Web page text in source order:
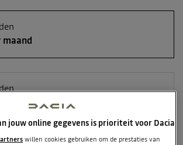
maand
maand
jouw online gegevens is prioriteit voor Dacia
willen cookies gebruiken om de prestaties van